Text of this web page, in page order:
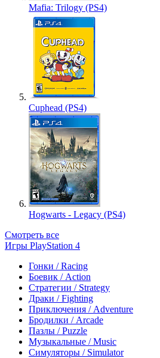
Mafia: Trilogy (PS4)
Cuphead (PS4)
Hogwarts - Legacy (PS4)
Смотреть все
Игры PlayStation 4
Гонки / Racing
Боевик / Action
Стратегии / Strategy
Драки / Fighting
Приключения / Adventure
Бродилки / Arcade
Пазлы / Puzzle
Музыкальные / Music
Симуляторы / Simulator